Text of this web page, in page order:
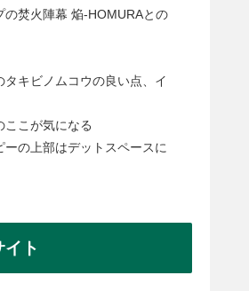
の焚火陣幕 焔-HOMURAとの
タキビノムコウの良い点、イ
ここが気になる
ーの上部はデットスペースに
イト